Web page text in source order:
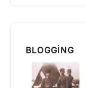
BLOGGING